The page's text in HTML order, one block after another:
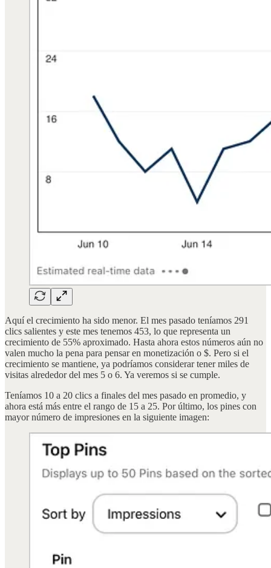
Aquí el crecimiento ha sido menor. El mes pasado teníamos 291
clics salientes y este mes tenemos 453, lo que representa un
crecimiento de 55% aproximado. Hasta ahora estos números aún no
valen mucho la pena para pensar en monetización o $. Pero si el
crecimiento se mantiene, ya podríamos considerar tener miles de
visitas alrededor del mes 5 o 6. Ya veremos si se cumple.
Teníamos 10 a 20 clics a finales del mes pasado en promedio, y
ahora está más entre el rango de 15 a 25. Por último, los pines con
mayor número de impresiones en la siguiente imagen: